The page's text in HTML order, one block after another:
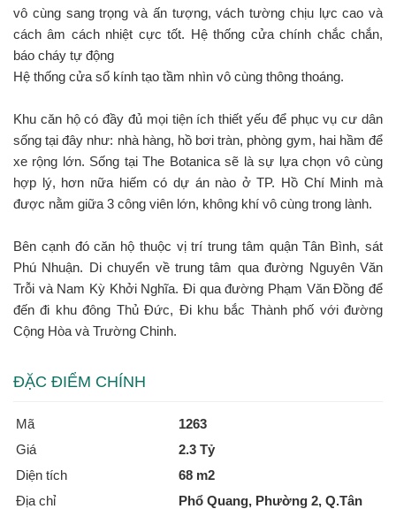
vô cùng sang trọng và ấn tượng, vách tường chịu lực cao và
cách âm cách nhiệt cực tốt. Hệ thống cửa chính chắc chắn,
báo cháy tự động
Hệ thống cửa sổ kính tạo tầm nhìn vô cùng thông thoáng.
Khu căn hộ có đầy đủ mọi tiện ích thiết yếu để phục vụ cư dân
sống tại đây như: nhà hàng, hồ bơi tràn, phòng gym, hai hầm để
xe rộng lớn. Sống tại The Botanica sẽ là sự lựa chọn vô cùng
hợp lý, hơn nữa hiếm có dự án nào ở TP. Hồ Chí Minh mà
được nằm giữa 3 công viên lớn, không khí vô cùng trong lành.
Bên cạnh đó căn hộ thuộc vị trí trung tâm quận Tân Bình, sát
Phú Nhuận. Di chuyển về trung tâm qua đường Nguyên Văn
Trỗi và Nam Kỳ Khởi Nghĩa. Đi qua đường Phạm Văn Đồng để
đến đi khu đông Thủ Đức, Đi khu bắc Thành phố với đường
Cộng Hòa và Trường Chinh.
ĐẶC ĐIỂM CHÍNH
Mã
1263
Giá
2.3 Tỷ
Diện tích
68 m2
Địa chỉ
Phổ Quang, Phường 2, Q.Tân